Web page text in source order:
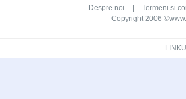
Despre noi
Termeni si
Copyright 2006